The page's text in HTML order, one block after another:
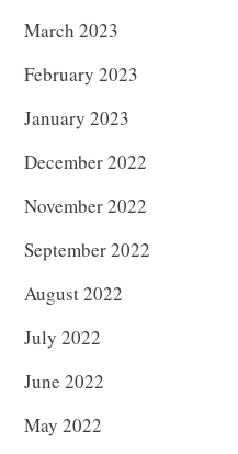
March 2023
February 2023
January 2023
December 2022
November 2022
September 2022
August 2022
July 2022
June 2022
May 2022